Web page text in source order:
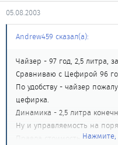
05.08.2003
Andrew459 сказал(а):
Чайзер - 97 год, 2,5 литра,
Сравниваю с Цефирой 96
По удобству - чайзер
цефирка.
Динамика - 2,5 литра
Ну и управляемость на
Правда стоимость !!!!!!!!!!!!!!!!!!!
Нажмите,